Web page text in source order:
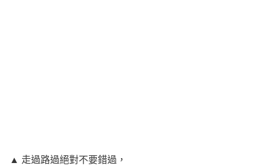
▲ 走過路過絕對不要錯過，